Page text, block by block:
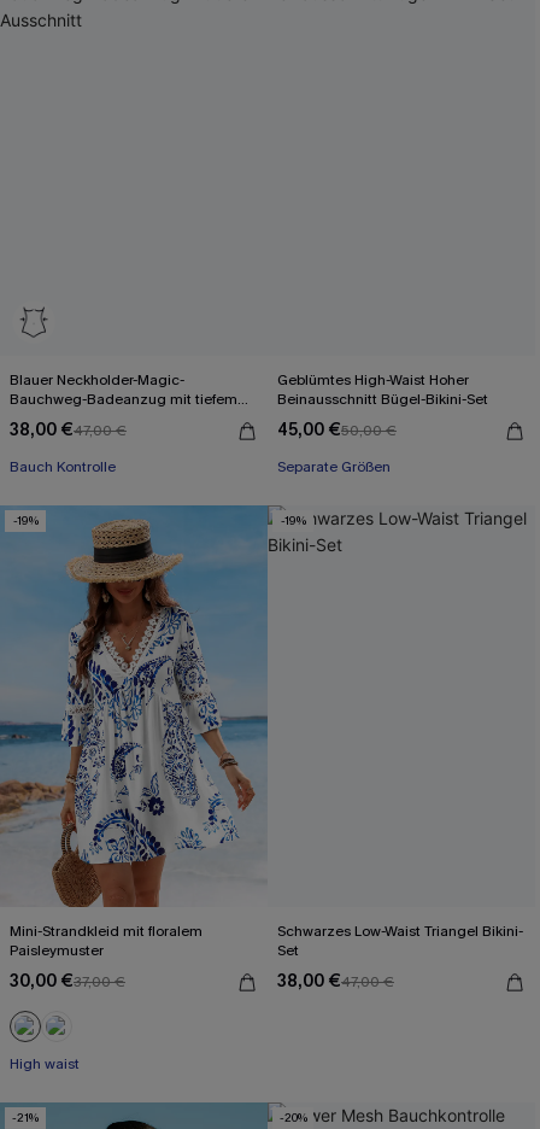
Blauer Neckholder-Magic-
Bauchweg-Badeanzug mit tiefem
Ausschnitt
38,00 €47,00 €
Bauch Kontrolle
Geblümtes High-Waist Hoher
Beinausschnitt Bügel-Bikini-Set
45,00 €50,00 €
Separate Größen
-19%
Mini-Strandkleid mit floralem
Paisleymuster
30,00 €37,00 €
High waist
-19%
Schwarzes Low-Waist Triangel Bikini-
Set
38,00 €47,00 €
-21% -20%